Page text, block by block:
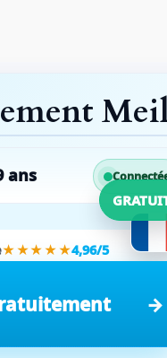
ans
★★★★★4,96/5